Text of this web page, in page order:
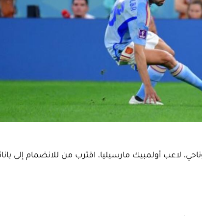
لاعب أولمبيك مارسيليا، اقترب من للانضمام إلى